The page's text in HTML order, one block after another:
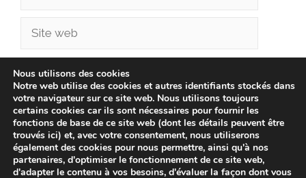
Site
Enregistrer mon nom, mon e-mail et mon site
dans le navigateur pour mon prochain
commentaire.
Nous utilisons des cookies
Notre web utilise des cookies et autres identifiants stockés dans
votre navigateur sur ce site web. Nous utilisons toujours
certains cookies car ils sont nécessaires pour fournir les
fonctions de base de ce site web (dont les détails peuvent être
trouvés ici) et, avec votre consentement, nous utiliserons
également des cookies pour nous permettre, ainsi qu'à nos
partenaires, d'optimiser le fonctionnement de ce site web,
d'adapter le contenu à vos besoins, d'évaluer la façon dont vous